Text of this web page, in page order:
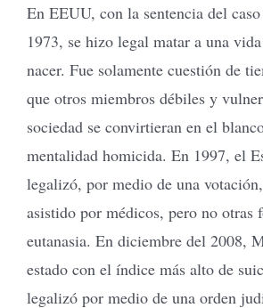
En EEUU, con la sentencia del
1973, se hizo legal matar a una
nacer. Fue solamente cuestión de
que otros miembros débiles y
sociedad se convirtieran en el
mentalidad homicida. En 1997, el
legalizó, por medio de una
asistido por médicos, pero no otras
eutanasia. En diciembre del 2008,
estado con el índice más alto de
legalizó por medio de una orden